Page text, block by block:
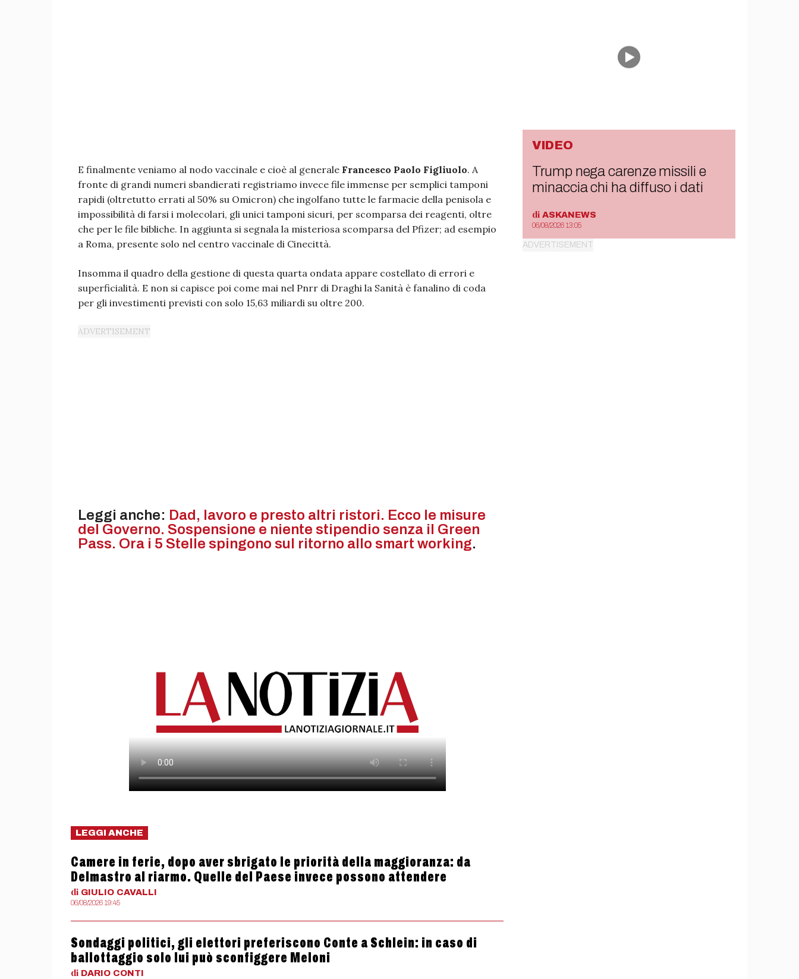
E finalmente veniamo al nodo vaccinale e cioè al generale Francesco Paolo Figliuolo. A
fronte di grandi numeri sbandierati registriamo invece file immense per semplici tamponi
rapidi (oltretutto errati al 50% su Omicron) che ingolfano tutte le farmacie della penisola e
impossibilità di farsi i molecolari, gli unici tamponi sicuri, per scomparsa dei reagenti, oltre
che per le file bibliche. In aggiunta si segnala la misteriosa scomparsa del Pfizer; ad esempio
a Roma, presente solo nel centro vaccinale di Cinecittà.
Insomma il quadro della gestione di questa quarta ondata appare costellato di errori e
superficialità. E non si capisce poi come mai nel Pnrr di Draghi la Sanità è fanalino di coda
per gli investimenti previsti con solo 15,63 miliardi su oltre 200.
Leggi anche: Dad, lavoro e presto altri ristori. Ecco le misure
del Governo. Sospensione e niente stipendio senza il Green
Pass. Ora i 5 Stelle spingono sul ritorno allo smart working.
LEGGI ANCHE
Camere in ferie, dopo aver sbrigato le priorità della maggioranza: da
Delmastro al riarmo. Quelle del Paese invece possono attendere
di GIULIO CAVALLI
06/08/2026 19:45
Sondaggi politici, gli elettori preferiscono Conte a Schlein: in caso di
ballottaggio solo lui può sconfiggere Meloni
di DARIO CONTI
VIDEO
Trump nega carenze missili e
minaccia chi ha diffuso i dati
di ASKANEWS
06/08/2026 13:05